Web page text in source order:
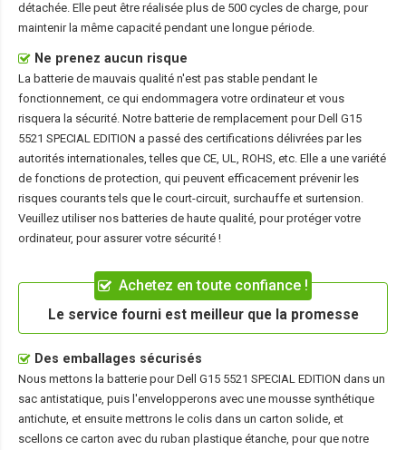
détachée. Elle peut être réalisée plus de 500 cycles de charge, pour
maintenir la même capacité pendant une longue période.
Ne prenez aucun risque
La batterie de mauvais qualité n'est pas stable pendant le
fonctionnement, ce qui endommagera votre ordinateur et vous
risquera la sécurité. Notre batterie de remplacement pour Dell G15
5521 SPECIAL EDITION a passé des certifications délivrées par les
autorités internationales, telles que CE, UL, ROHS, etc. Elle a une variété
de fonctions de protection, qui peuvent efficacement prévenir les
risques courants tels que le court-circuit, surchauffe et surtension.
Veuillez utiliser nos batteries de haute qualité, pour protéger votre
ordinateur, pour assurer votre sécurité !
Achetez en toute confiance !
Le service fourni est meilleur que la promesse
Des emballages sécurisés
Nous mettons la batterie pour Dell G15 5521 SPECIAL EDITION dans un
sac antistatique, puis l'envelopperons avec une mousse synthétique
antichute, et ensuite mettrons le colis dans un carton solide, et
scellons ce carton avec du ruban plastique étanche, pour que notre